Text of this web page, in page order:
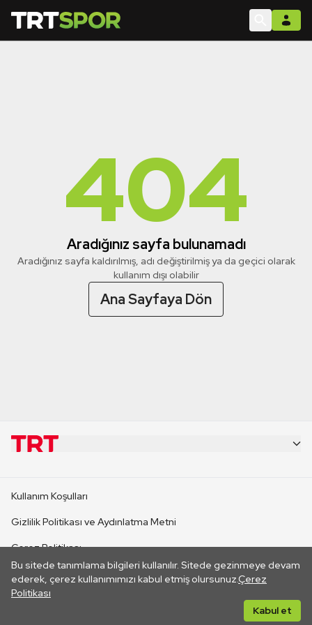
404
Aradığınız sayfa bulunamadı
Aradığınız sayfa kaldırılmış, adı değiştirilmiş ya da geçici olarak
kullanım dışı olabilir
Ana Sayfaya Dön
Bu sitede tanımlama bilgileri kullanılır. Sitede gezinmeye devam
ederek, çerez kullanımımızı kabul etmiş olursunuz.Çerez
Politikası
Kabul et
CANLI YAYINLAR
Kullanım Koşulları
Gizlilik Politikası ve Aydınlatma Metni
Çerez Politikası
İletişim
Her hakkı saklıdır. ©2026 TRT. Bağlantı yoluyla gidilen dış